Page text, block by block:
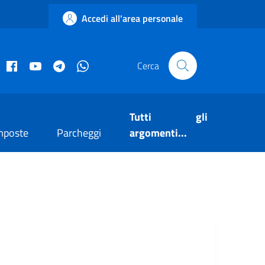
Accedi all'area personale
Facebook istituzionale
Facebook museo civico
YouTube Telegram Cerca
Parcheggi
Tutti gli
argomenti...